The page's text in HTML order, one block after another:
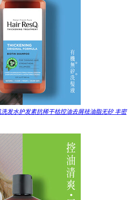
洗发水护发素抗稀干枯控油去屑祛油脂无矽 丰密